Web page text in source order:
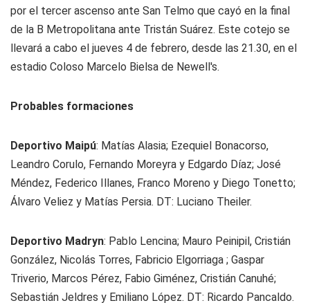
por el tercer ascenso ante San Telmo que cayó en la final
de la B Metropolitana ante Tristán Suárez. Este cotejo se
llevará a cabo el jueves 4 de febrero, desde las 21.30, en el
estadio Coloso Marcelo Bielsa de Newell's.
Probables formaciones
Deportivo Maipú: Matías Alasia; Ezequiel Bonacorso,
Leandro Corulo, Fernando Moreyra y Edgardo Díaz; José
Méndez, Federico Illanes, Franco Moreno y Diego Tonetto;
Álvaro Veliez y Matías Persia. DT: Luciano Theiler.
Deportivo Madryn: Pablo Lencina; Mauro Peinipil, Cristián
González, Nicolás Torres, Fabricio Elgorriaga ; Gaspar
Triverio, Marcos Pérez, Fabio Giménez, Cristián Canuhé;
Sebastián Jeldres y Emiliano López. DT: Ricardo Pancaldo.